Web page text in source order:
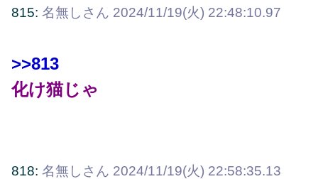
815: 名無しさん 2024/11/19(火) 22:48:10.97
>>813
化け猫じゃ
818: 名無しさん 2024/11/19(火) 22:58:35.13